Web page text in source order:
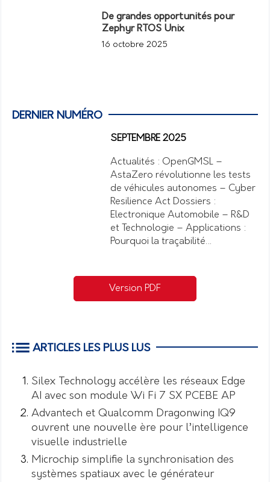
De grandes opportunités pour
Zephyr RTOS Unix
16 octobre 2025
DERNIER NUMÉRO
SEPTEMBRE 2025
Actualités : OpenGMSL –
AstaZero révolutionne les tests
de véhicules autonomes – Cyber
Resilience Act Dossiers :
Electronique Automobile – R&D
et Technologie – Applications :
Pourquoi la traçabilité…
Version PDF
ARTICLES LES PLUS LUS
Silex Technology accélère les réseaux Edge
AI avec son module Wi Fi 7 SX PCEBE AP
Advantech et Qualcomm Dragonwing IQ9
ouvrent une nouvelle ère pour l’intelligence
visuelle industrielle
Microchip simplifie la synchronisation des
systèmes spatiaux avec le générateur